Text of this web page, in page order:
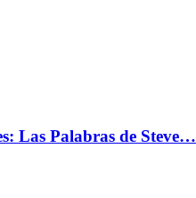
Las Palabras de Steve…